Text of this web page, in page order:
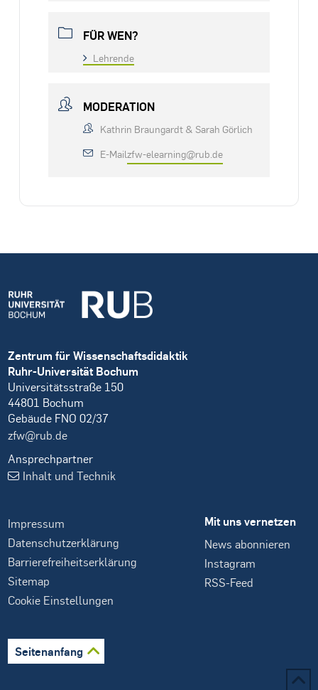
FÜR WEN?
Lehrende
MODERATION
Kathrin Braungardt & Sarah Görlich
E-Mailzfw-elearning@rub.de
Zentrum für Wissenschaftsdidaktik
Ruhr-Universität Bochum
Universitätsstraße 150
44801 Bochum
Gebäude FNO 02/37
zfw@rub.de
Ansprechpartner
Inhalt und Technik
Impressum
Datenschutzerklärung
Barrierefreiheitserklärung
Sitemap
Cookie Einstellungen
Mit uns vernetzen
News abonnieren
Instagram
RSS-Feed
Seitenanfang